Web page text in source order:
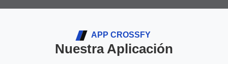
APP CROSSFY
Nuestra Aplicación